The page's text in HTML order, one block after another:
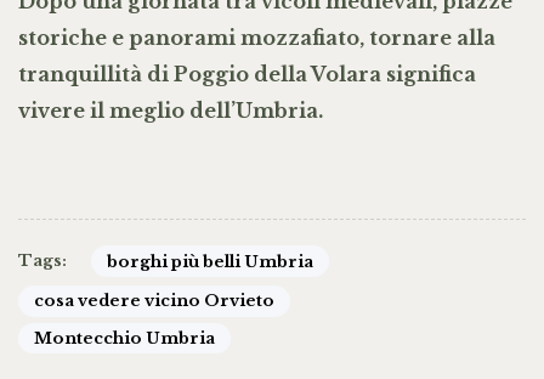
storiche e panorami mozzafiato, tornare alla
tranquillità di Poggio della Volara significa
vivere il meglio dell’Umbria.
Tags:
borghi più belli Umbria
cosa vedere vicino Orvieto
Montecchio Umbria